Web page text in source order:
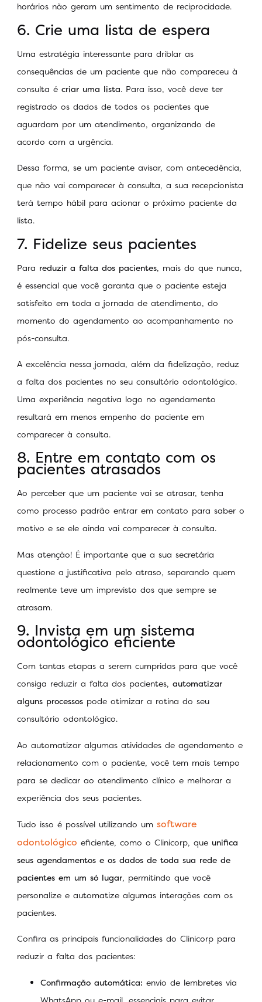
horários não geram um sentimento de reciprocidade.
6. Crie uma lista de espera
Uma estratégia interessante para driblar as
consequências de um paciente que não compareceu à
consulta é criar uma lista. Para isso, você deve ter
registrado os dados de todos os pacientes que
aguardam por um atendimento, organizando de
acordo com a urgência.
Dessa forma, se um paciente avisar, com antecedência,
que não vai comparecer à consulta, a sua recepcionista
terá tempo hábil para acionar o próximo paciente da
lista.
7. Fidelize seus pacientes
Para reduzir a falta dos pacientes, mais do que nunca,
é essencial que você garanta que o paciente esteja
satisfeito em toda a jornada de atendimento, do
momento do agendamento ao acompanhamento no
pós-consulta.
A excelência nessa jornada, além da fidelização, reduz
a falta dos pacientes no seu consultório odontológico.
Uma experiência negativa logo no agendamento
resultará em menos empenho do paciente em
comparecer à consulta.
8. Entre em contato com os
pacientes atrasados
Ao perceber que um paciente vai se atrasar, tenha
como processo padrão entrar em contato para saber o
motivo e se ele ainda vai comparecer à consulta.
Mas atenção! É importante que a sua secretária
questione a justificativa pelo atraso, separando quem
realmente teve um imprevisto dos que sempre se
atrasam.
9. Invista em um sistema
odontológico eficiente
Com tantas etapas a serem cumpridas para que você
consiga reduzir a falta dos pacientes, automatizar
alguns processos pode otimizar a rotina do seu
consultório odontológico.
Ao automatizar algumas atividades de agendamento e
relacionamento com o paciente, você tem mais tempo
para se dedicar ao atendimento clínico e melhorar a
experiência dos seus pacientes.
Tudo isso é possível utilizando um software
odontológico eficiente, como o Clinicorp, que unifica
seus agendamentos e os dados de toda sua rede de
pacientes em um só lugar, permitindo que você
personalize e automatize algumas interações com os
pacientes.
Confira as principais funcionalidades do Clinicorp para
reduzir a falta dos pacientes:
Confirmação automática: envio de lembretes via
WhatsApp ou e-mail, essenciais para evitar